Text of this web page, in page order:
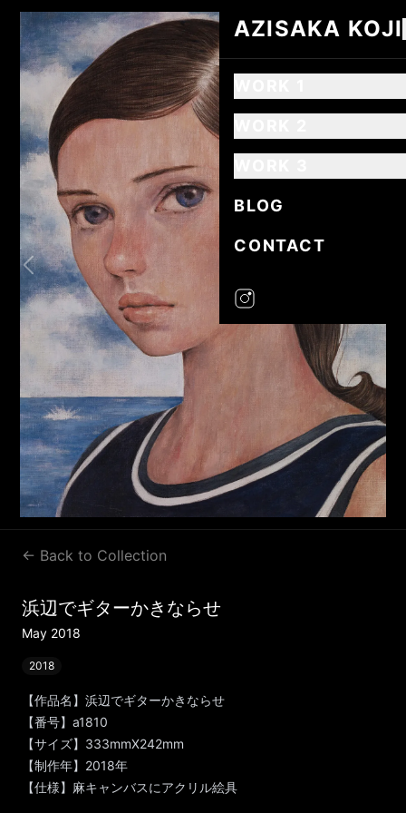
← Back to Collection
浜辺でギターかきならせ
May 2018
2018
【作品名】浜辺でギターかきならせ
【番号】a1810
【サイズ】333mmX242mm
【制作年】2018年
【仕様】麻キャンバスにアクリル絵具
AZISAKA KOJI
AZISAKA KOJI
BLOG
CONTACT